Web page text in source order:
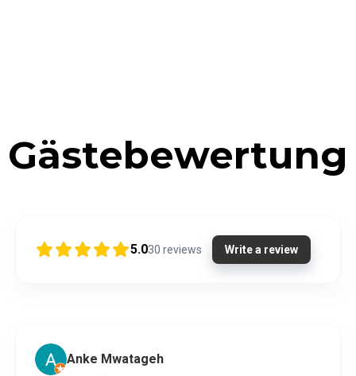
Gästebewertung
5.030 reviews Write a review
Anke Mwatageh